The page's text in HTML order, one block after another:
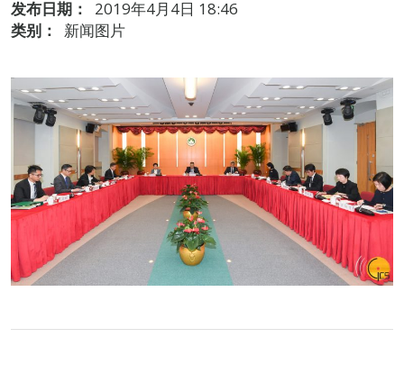
发布日期：
2019年4月4日 18:46
类别：
新闻图片